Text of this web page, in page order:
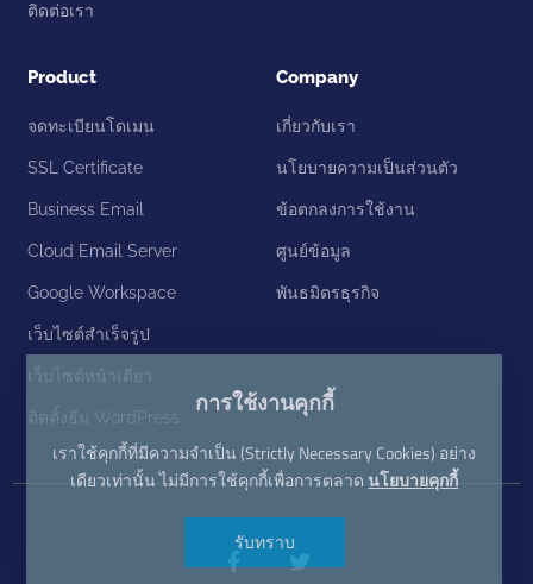
ติดต่อเรา
Product
จดทะเบียนโดเมน
SSL Certificate
Business Email
Cloud Email Server
Google Workspace
เว็บไซต์สำเร็จรูป
เว็บไซต์หน้าเดียว
ติดตั้งธีม WordPress
Company
เกี่ยวกับเรา
นโยบายความเป็นส่วนตัว
ข้อตกลงการใช้งาน
ศูนย์ข้อมูล
พันธมิตรธุรกิจ
การใช้งานคุกกี้
เราใช้คุกกี้ที่มีความจำเป็น (Strictly Necessary Cookies) อย่าง
เดียวเท่านั้น ไม่มีการใช้คุกกี้เพื่อการตลาด นโยบายคุกกี้
รับทราบ